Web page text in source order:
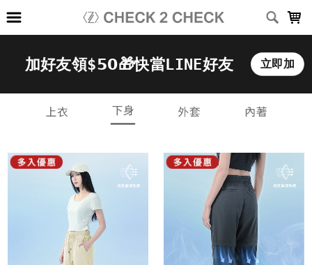
上架時間 銷售件數 銷售價格
全部樣式 黑 深灰 淺灰
卡其
白 灰
麻灰
XS
L